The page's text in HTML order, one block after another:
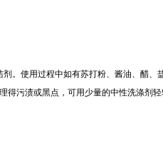
。使用过程中如有苏打粉、酱油、醋、
污渍或黑点，可用少量的中性洗涤剂轻